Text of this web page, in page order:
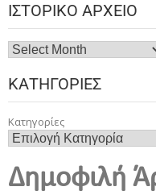
ΙΣΤΟΡΙΚΌ ΑΡΧΕΊΟ
ΚΑΤΗΓΟΡΊΕΣ
Κατηγορίες
Δημοφιλή